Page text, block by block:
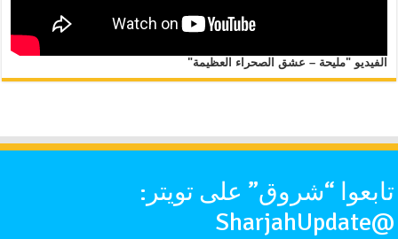
الفيديو "مليحة – عشق الصحراء العظيمة"
تابعوا “شروق” على تويتر:
@SharjahUpdate